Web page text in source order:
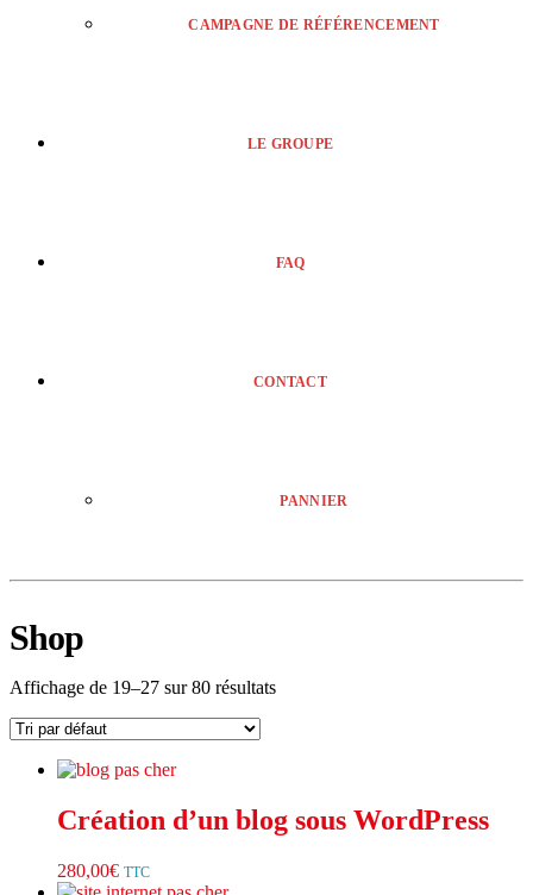
CAMPAGNE DE RÉFÉRENCEMENT
LE GROUPE
FAQ
CONTACT
PANNIER
Shop
Affichage de 19–27 sur 80 résultats
Création d’un blog sous WordPress
280,00€ TTC